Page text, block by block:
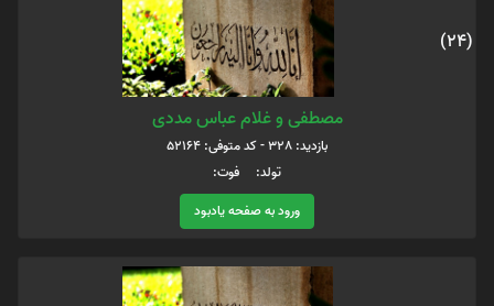
(24)
مصطفی و غلام عباس مددی
بازدید: 328 - کد متوفی: 52164
تولد: فوت:
ورود به صفحه یادبود